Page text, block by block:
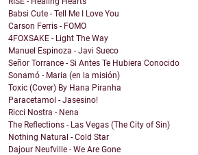
Babsi Cute - Tell Me I Love You
Carson Ferris - FOMO
4FOXSAKE - Light The Way
Manuel Espinoza - Javi Sueco
Señor Torrance - Si Antes Te Hubiera Conocido
Sonamó - Maria (en la misión)
Toxic (Cover) By Hana Piranha
Paracetamol - Jasesino!
Ricci Nostra - Nena
The Reflections - Las Vegas (The City of Sin)
Nothing Natural - Cold Star
Dajour Neufville - We Are Gone